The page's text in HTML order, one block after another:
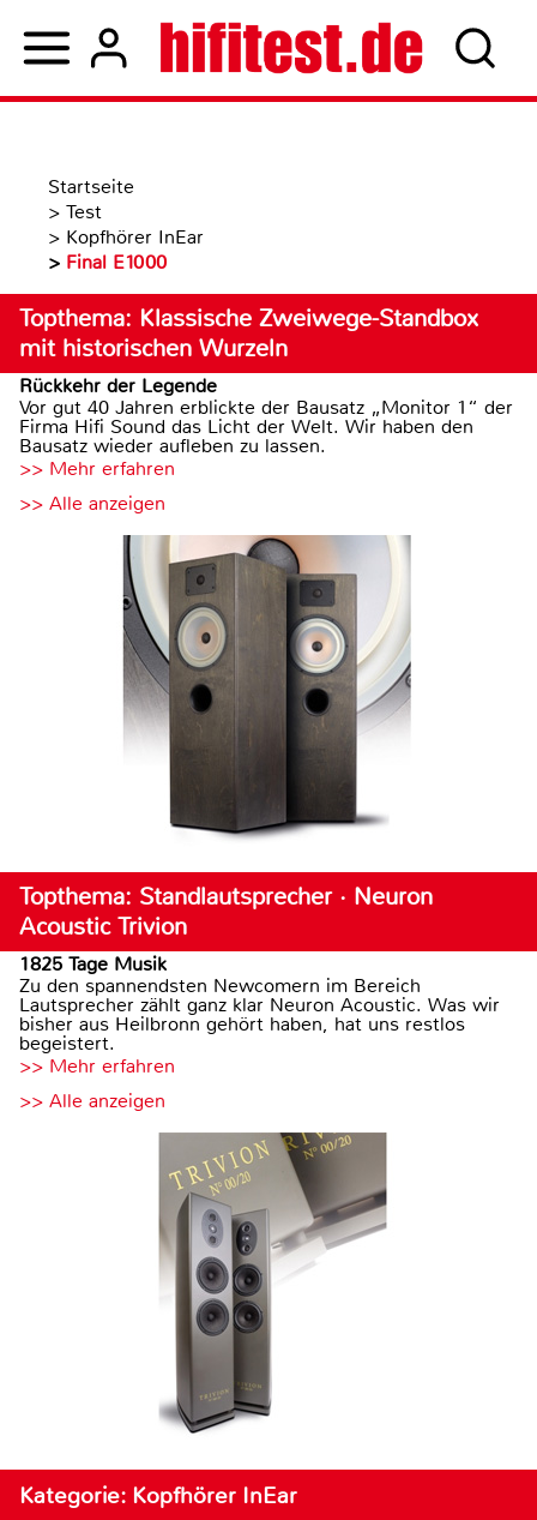
Startseite
> Test
> Kopfhörer InEar
> Final E1000
Topthema: Klassische Zweiwege-Standbox
mit historischen Wurzeln
Rückkehr der Legende
Vor gut 40 Jahren erblickte der Bausatz „Monitor 1“ der
Firma Hifi Sound das Licht der Welt. Wir haben den
Bausatz wieder aufleben zu lassen.
>> Mehr erfahren
>> Alle anzeigen
Topthema: Standlautsprecher · Neuron
Acoustic Trivion
1825 Tage Musik
Zu den spannendsten Newcomern im Bereich
Lautsprecher zählt ganz klar Neuron Acoustic. Was wir
bisher aus Heilbronn gehört haben, hat uns restlos
begeistert.
>> Mehr erfahren
>> Alle anzeigen
Kategorie: Kopfhörer InEar